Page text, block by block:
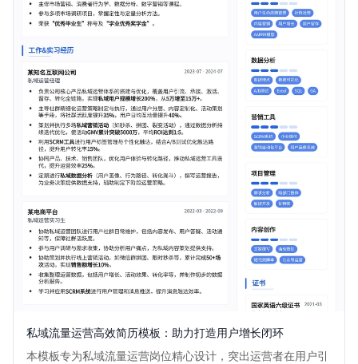
私域流量运营高效简历模板：助力打造用户增长闭环
本模板专为私域流量运营岗位精心设计，突出运营者在用户引